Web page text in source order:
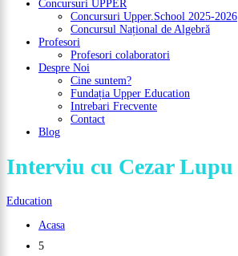
Concursuri UPPER
Concursuri Upper.School 2025-2026
Concursul Național de Algebră
Profesori
Profesori colaboratori
Despre Noi
Cine suntem?
Fundația Upper Education
Intrebari Frecvente
Contact
Blog
Interviu cu Cezar Lupu
Education
Acasa
5